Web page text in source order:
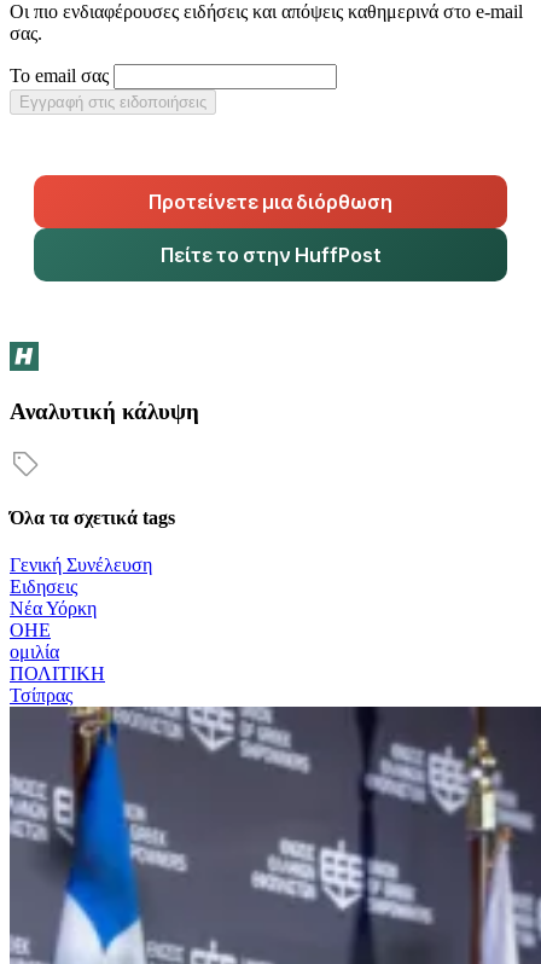
Οι πιο ενδιαφέρουσες ειδήσεις και απόψεις καθημερινά στο e-mail
σας.
Το email σας
Εγγραφή στις ειδοποιήσεις
Προτείνετε μια διόρθωση
Πείτε το στην HuffPost
Αναλυτική κάλυψη
Όλα τα σχετικά tags
Γενική Συνέλευση
Ειδησεις
Νέα Υόρκη
ΟΗΕ
ομιλία
ΠΟΛΙΤΙΚΗ
Τσίπρας